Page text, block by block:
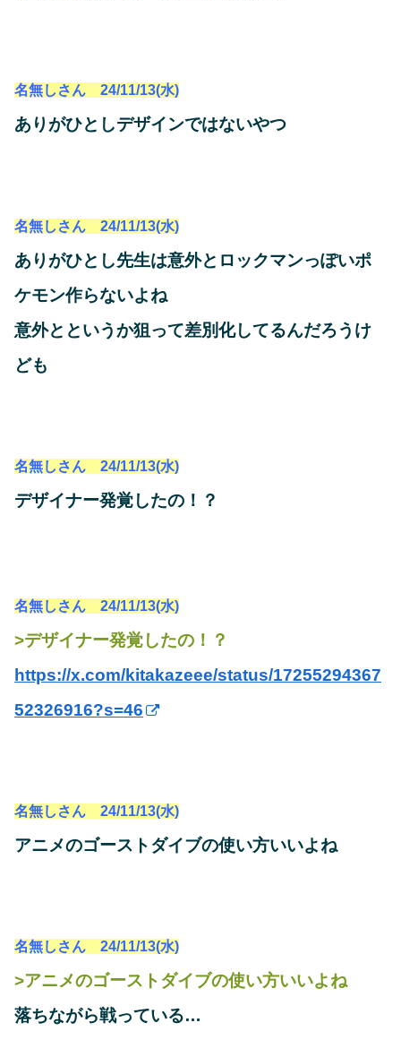
名無しさん 24/11/13(水)
ありがひとしデザインではないやつ
名無しさん 24/11/13(水)
ありがひとし先生は意外とロックマンっぽいポ
ケモン作らないよね
意外とというか狙って差別化してるんだろうけ
ども
名無しさん 24/11/13(水)
デザイナー発覚したの！？
名無しさん 24/11/13(水)
>デザイナー発覚したの！？
https://x.com/kitakazeee/status/17255294367
52326916?s=46
名無しさん 24/11/13(水)
アニメのゴーストダイブの使い方いいよね
名無しさん 24/11/13(水)
>アニメのゴーストダイブの使い方いいよね
落ちながら戦っている…